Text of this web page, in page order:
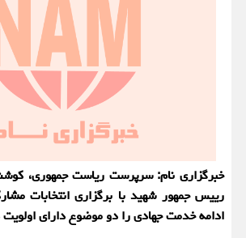
خبرگزاری نام: سرپرست ریاست جمهوری،
رییس جمهور شهید با برگزاری انتخابات
ادامه خدمت جهادی را دو موضوع دارای